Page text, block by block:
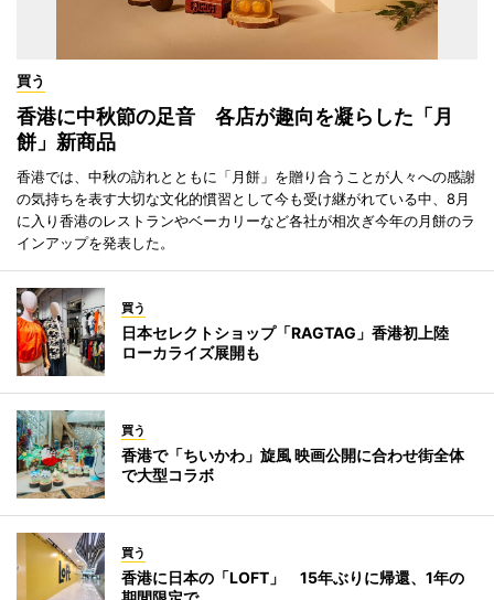
買う
香港に中秋節の足音 各店が趣向を凝らした「月
餅」新商品
香港では、中秋の訪れとともに「月餅」を贈り合うことが人々への感謝
の気持ちを表す大切な文化的慣習として今も受け継がれている中、8月
に入り香港のレストランやベーカリーなど各社が相次ぎ今年の月餅のラ
インアップを発表した。
買う
日本セレクトショップ「RAGTAG」香港初上陸
ローカライズ展開も
買う
香港で「ちいかわ」旋風 映画公開に合わせ街全体
で大型コラボ
買う
香港に日本の「LOFT」 15年ぶりに帰還、1年の